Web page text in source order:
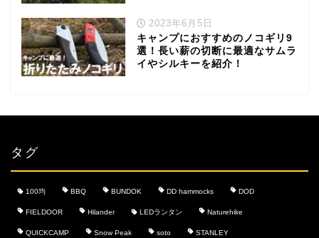
2023年6月5日
キャンプにおすすめのノコギリ9
選！長い薪の切断に最適なサムラ
イやシルキーを紹介！
タグ
100均 BBQ BUNDOK DD hammocks DOD
FIELDOOR Hilander LEDランタン Naturehike
QUICKCAMP Snow Peak soto STANLEY